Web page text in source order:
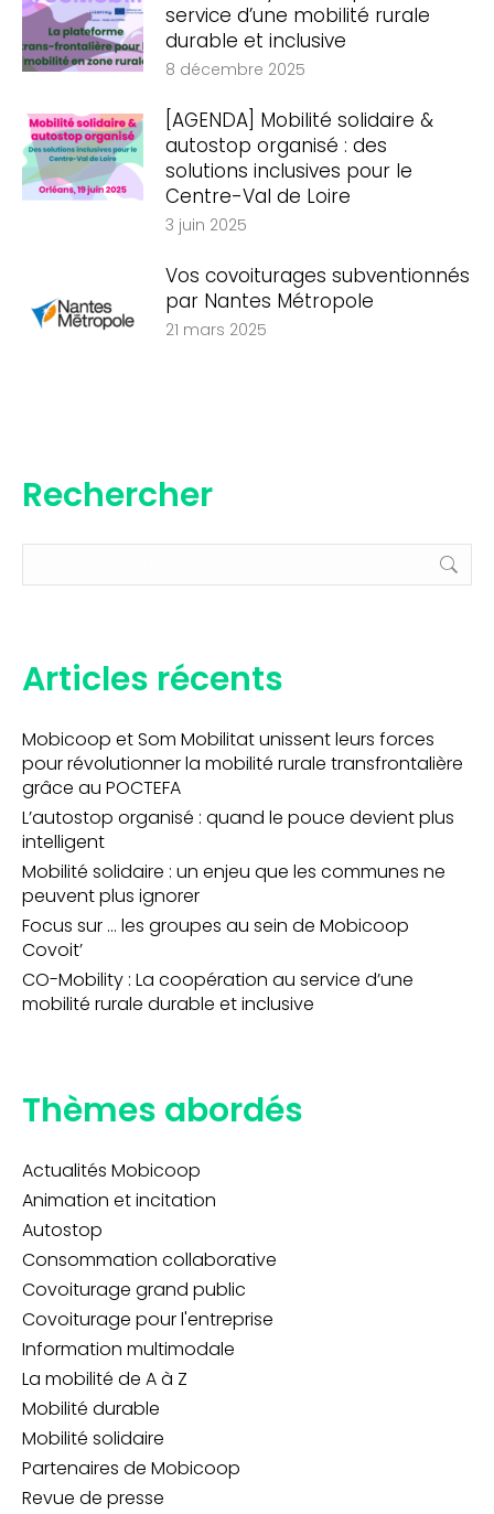
service d’une mobilité rurale
durable et inclusive
8 décembre 2025
[AGENDA] Mobilité solidaire &
autostop organisé : des
solutions inclusives pour le
Centre-Val de Loire
3 juin 2025
Vos covoiturages subventionnés
par Nantes Métropole
21 mars 2025
Rechercher
:
Articles récents
Mobicoop et Som Mobilitat unissent leurs forces
pour révolutionner la mobilité rurale transfrontalière
grâce au POCTEFA
L’autostop organisé : quand le pouce devient plus
intelligent
Mobilité solidaire : un enjeu que les communes ne
peuvent plus ignorer
Focus sur … les groupes au sein de Mobicoop
Covoit’
CO-Mobility : La coopération au service d’une
mobilité rurale durable et inclusive
Thèmes abordés
Actualités Mobicoop
Animation et incitation
Autostop
Consommation collaborative
Covoiturage grand public
Covoiturage pour l'entreprise
Information multimodale
La mobilité de A à Z
Mobilité durable
Mobilité solidaire
Partenaires de Mobicoop
Revue de presse